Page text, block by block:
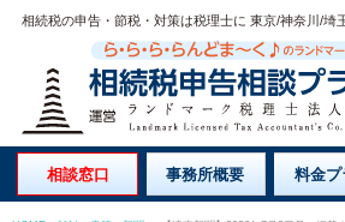
相続税の申告・節税・対策は税理士に 東京/神奈川/埼
相談窓口 事務所概要 料金プ